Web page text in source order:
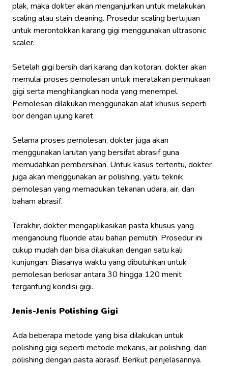
plak, maka dokter akan menganjurkan untuk melakukan
scaling atau stain cleaning. Prosedur scaling bertujuan
untuk merontokkan karang gigi menggunakan ultrasonic
scaler.
Setelah gigi bersih dari karang dan kotoran, dokter akan
memulai proses pemolesan untuk meratakan permukaan
gigi serta menghilangkan noda yang menempel.
Pemolesan dilakukan menggunakan alat khusus seperti
bor dengan ujung karet.
Selama proses pemolesan, dokter juga akan
menggunakan larutan yang bersifat abrasif guna
memudahkan pembersihan. Untuk kasus tertentu, dokter
juga akan menggunakan air polishing, yaitu teknik
pemolesan yang memadukan tekanan udara, air, dan
baham abrasif.
Terakhir, dokter mengaplikasikan pasta khusus yang
mengandung fluoride atau bahan pemutih. Prosedur ini
cukup mudah dan bisa dilakukan dengan satu kali
kunjungan. Biasanya waktu yang dibutuhkan untuk
pemolesan berkisar antara 30 hingga 120 menit
tergantung kondisi gigi.
Jenis-Jenis Polishing Gigi
Ada beberapa metode yang bisa dilakukan untuk
polishing gigi seperti metode mekanis, air polishing, dan
polishing dengan pasta abrasif. Berikut penjelasannya.